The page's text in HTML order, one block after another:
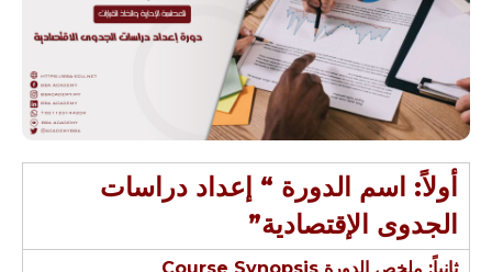
أولاً: اسم الدورة “ إعداد دراسات
الجدوى الإقتصادية”